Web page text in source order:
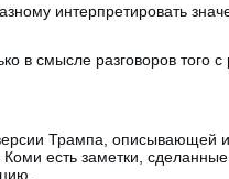
интерпретировать
в смысле разговоров того с
Трампа, описывающей
есть заметки,